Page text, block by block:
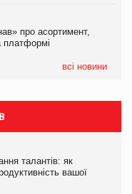
про асортимент,
платформі
всі новини
про асортимент,
платформі
талантів: як
вашої